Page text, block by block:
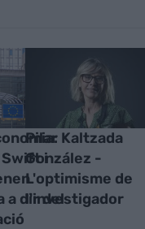
Swift i
a dir del
Pilar Kaltzada
González -
L'optimisme de
l'investigador